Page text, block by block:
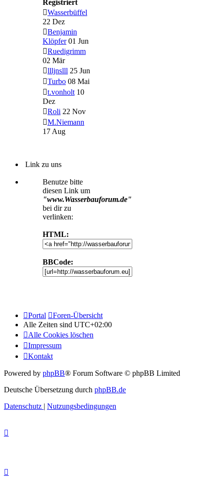
Registriert
Wasserbüffel
22 Dez
Benjamin
Klöpfer 01 Jun
Ruedigrimm
02 Mär
llljnslll 25 Jun
Turbo 08 Mai
t.vonholt 10
Dez
Roli 22 Nov
M.Niemann
17 Aug
Link zu uns
Benutze bitte
diesen Link um
"www.Wasserbauforum.de"
bei dir zu
verlinken:
HTML:
BBCode:
Portal
Foren-Übersicht
Alle Zeiten sind UTC+02:00
Alle Cookies löschen
Impressum
Kontakt
Powered by phpBB® Forum Software © phpBB Limited
Deutsche Übersetzung durch phpBB.de
Datenschutz | Nutzungsbedingungen